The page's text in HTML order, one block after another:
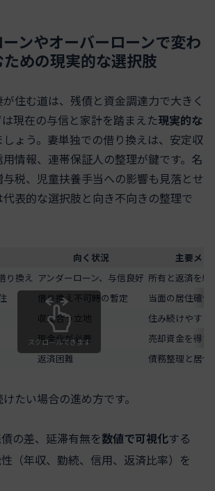
ンやオーバーローンで変わ
めの現実的な選択肢
住む道は、残債と資金調達力で大きく
現在の与信と家計を踏まえた現実的な
しょう。妻単独での借り換えは、安定収
情報、連帯保証人の整理が鍵です。名
税、児童扶養手当への影響も見落とせ
表的な選択肢と向き不向きの整理で
向く状況
主要メリ
り換え アンダーローン、与信良好 所有と返済を統
借り換え不可時の暫定
当面の居住確保
収支合う立地
住み続けやすい
現金化が必要
売却資金を得て
返済困難 債務整理と居住
スクロールできます
たい場合の進め方です。
の差、延滞有無を数値で可視化する
（年収、勤続、信用、返済比率）を